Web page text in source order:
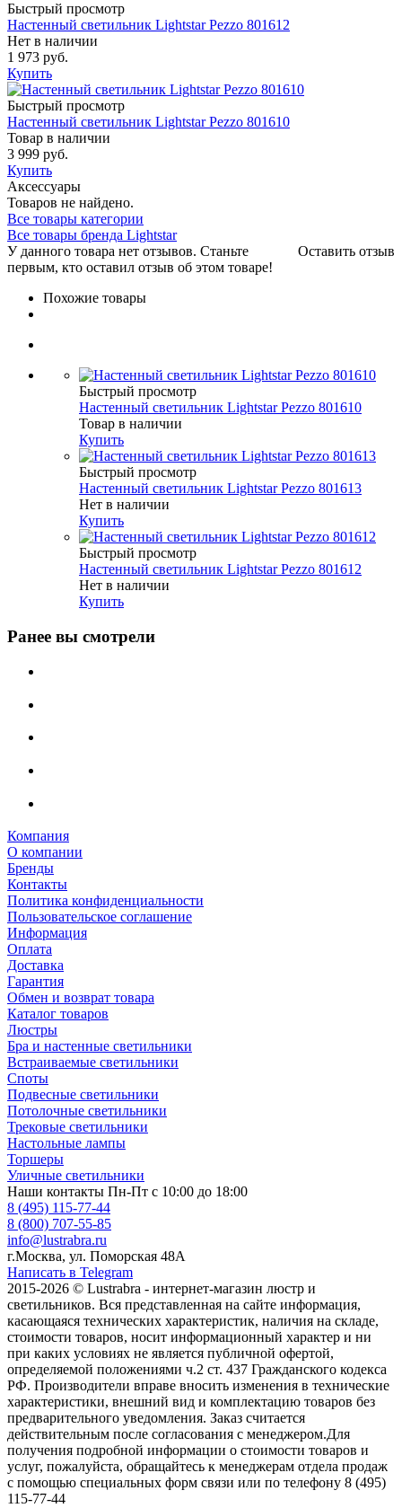
Быстрый просмотр
Настенный светильник Lightstar Pezzo 801612
Нет в наличии
1 973 руб.
Купить
Быстрый просмотр
Настенный светильник Lightstar Pezzo 801610
Товар в наличии
3 999 руб.
Купить
Аксессуары
Товаров не найдено.
Все товары категории
Все товары бренда Lightstar
Оставить отзыв
У данного товара нет отзывов. Станьте
первым, кто оставил отзыв об этом товаре!
Похожие товары
Быстрый просмотр
Настенный светильник Lightstar Pezzo 801610
Товар в наличии
Купить
Быстрый просмотр
Настенный светильник Lightstar Pezzo 801613
Нет в наличии
Купить
Быстрый просмотр
Настенный светильник Lightstar Pezzo 801612
Нет в наличии
Купить
Ранее вы смотрели
Компания
О компании
Бренды
Контакты
Политика конфиденциальности
Пользовательское соглашение
Информация
Оплата
Доставка
Гарантия
Обмен и возврат товара
Каталог товаров
Люстры
Бра и настенные светильники
Встраиваемые светильники
Споты
Подвесные светильники
Потолочные светильники
Трековые светильники
Настольные лампы
Торшеры
Уличные светильники
Наши контакты Пн-Пт с 10:00 до 18:00
8 (495) 115-77-44
8 (800) 707-55-85
info@lustrabra.ru
г.Москва, ул. Поморская 48А
Написать в Telegram
2015-2026 © Lustrabra - интернет-магазин люстр и
светильников. Вся представленная на сайте информация,
касающаяся технических характеристик, наличия на складе,
стоимости товаров, носит информационный характер и ни
при каких условиях не является публичной офертой,
определяемой положениями ч.2 ст. 437 Гражданского кодекса
РФ. Производители вправе вносить изменения в технические
характеристики, внешний вид и комплектацию товаров без
предварительного уведомления. Заказ считается
действительным после согласования с менеджером.Для
получения подробной информации о стоимости товаров и
услуг, пожалуйста, обращайтесь к менеджерам отдела продаж
с помощью специальных форм связи или по телефону 8 (495)
115-77-44